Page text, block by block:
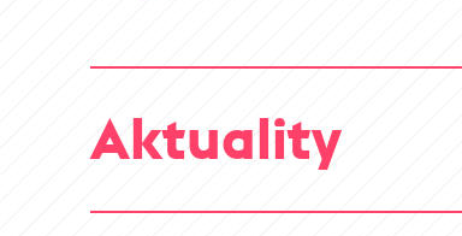
Aktuality